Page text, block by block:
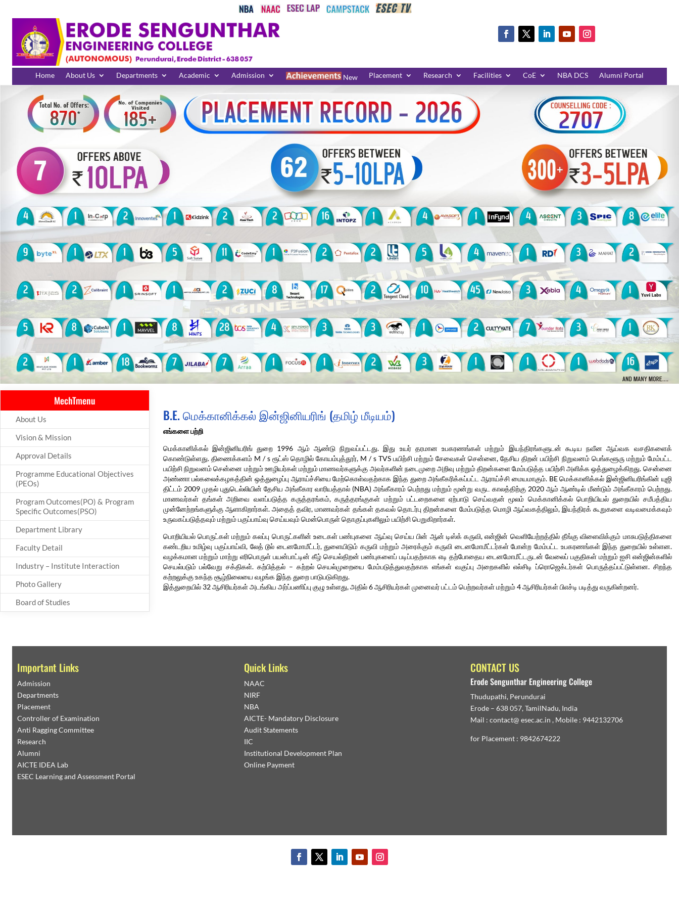
Home About Us Departments Academic Admission New Placement Research Facilities CoE NBA DCS Alumni Portal
MechTmenu
About Us
Vision & Mission
Approval Details
Programme Educational Objectives
(PEOs)
Program Outcomes(PO) & Program
Specific Outcomes(PSO)
Department Library
Faculty Detail
Industry – Institute Interaction
Photo Gallery
Board of Studies
B.E. மெக்கானிக்கல் இன்ஜினியரிங் (தமிழ் மீடியம்)
எங்களை பற்றி
மெக்கானிக்கல் இன்ஜினியரிங் துறை 1996 ஆம் ஆண்டு நிறுவப்பட்டது. இது உயர் தரமான உபகரணங்கள் மற்றும் இயந்திரங்களுடன் கூடிய நவீன ஆய்வக வசதிகளைக்
கொண்டுள்ளது. திணைக்களம் M / s ரூட்ஸ் தொழில் கோயம்புத்தூர், M / s TVS பயிற்சி மற்றும் சேவைகள் சென்னை, தேசிய திறன் பயிற்சி நிறுவனம் பெங்களூரு மற்றும் மேம்பட்ட
பயிற்சி நிறுவனம் சென்னை மற்றும் ஊழியர்கள் மற்றும் மாணவர்களுக்கு அவர்களின் நடைமுறை அறிவு மற்றும் திறன்களை மேம்படுத்த பயிற்சி அளிக்க ஒத்துழைக்கிறது. சென்னை
அண்ணா பல்கலைக்கழகத்தின் ஒத்துழைப்பு ஆராய்ச்சியை மேற்கொள்வதற்காக இந்த துறை அங்கீகரிக்கப்பட்ட ஆராய்ச்சி மையமாகும். BE மெக்கானிக்கல் இன்ஜினியரிங்கின் யுஜி
திட்டம் 2009 முதல் புதுடெல்லியின் தேசிய அங்கீகார வாரியத்தால் (NBA) அங்கீகாரம் பெற்றது மற்றும் மூன்று வருட காலத்திற்கு 2020 ஆம் ஆண்டில் மீண்டும் அங்கீகாரம் பெற்றது.
மாணவர்கள் தங்கள் அறிவை வளப்படுத்த கருத்தரங்கம், கருத்தரங்குகள் மற்றும் பட்டறைகளை ஏற்பாடு செய்வதன் மூலம் மெக்கானிக்கல் பொறியியல் துறையில் சமீபத்திய
முன்னேற்றங்களுக்கு ஆளாகிறார்கள். அதைத் தவிர, மாணவர்கள் தங்கள் தகவல் தொடர்பு திறன்களை மேம்படுத்த மொழி ஆய்வகத்திலும், இயந்திரக் கூறுகளை வடிவமைக்கவும்
உருவகப்படுத்தவும் மற்றும் பகுப்பாய்வு செய்யவும் மென்பொருள் தொகுப்புகளிலும் பயிற்சி பெறுகிறார்கள்.
பொறியியல் பொருட்கள் மற்றும் கலப்பு பொருட்களின் உடைகள் பண்புகளை ஆய்வு செய்ய பின் ஆன் டிஸ்க் கருவி, என்ஜின் வெளியேற்றத்தில் தீங்கு விளைவிக்கும் மாசுபடுத்திகளை
கண்டறிய உமிழ்வு பகுப்பாய்வி, லேத் டூல் டைனமோமீட்டர், துளையிடும் கருவி மற்றும் அரைக்கும் கருவி டைனமோமீட்டர்கள் போன்ற மேம்பட்ட உபகரணங்கள் இந்த துறையில் உள்ளன.
வழக்கமான மற்றும் மாற்று எரிபொருள் பயன்பாட்டின் கீழ் செயல்திறன் பண்புகளைப் படிப்பதற்காக எடி தற்போதைய டைனமோமீட்டருடன் வேலைப் பகுதிகள் மற்றும் ஐசி என்ஜின்களில்
செயல்படும் பல்வேறு சக்திகள். கற்பித்தல் – கற்றல் செயல்முறையை மேம்படுத்துவதற்காக எங்கள் வகுப்பு அறைகளில் எல்சிடி ப்ரொஜெக்டர்கள் பொருத்தப்பட்டுள்ளன. சிறந்த
கற்றலுக்கு உகந்த சூழ்நிலையை வழங்க இந்த துறை பாடுபடுகிறது.
இத்துறையில் 32 ஆசிரியர்கள் அடங்கிய அர்ப்பணிப்பு குழு உள்ளது, அதில் 6 ஆசிரியர்கள் முனைவர் பட்டம் பெற்றவர்கள் மற்றும் 4 ஆசிரியர்கள் பிஎச்டி படித்து வருகின்றனர்.
Important Links
Admission
Departments
Placement
Controller of Examination
Anti Ragging Committee
Research
Alumni
AICTE IDEA Lab
ESEC Learning and Assessment Portal
Quick Links
NAAC
NIRF
NBA
AICTE- Mandatory Disclosure
Audit Statements
IIC
Institutional Development Plan
Online Payment
CONTACT US
Erode Sengunthar Engineering College
Thudupathi, Perundurai
Erode – 638 057, TamilNadu, India
Mail : contact@ esec.ac.in , Mobile : 9442132706
for Placement : 9842674222